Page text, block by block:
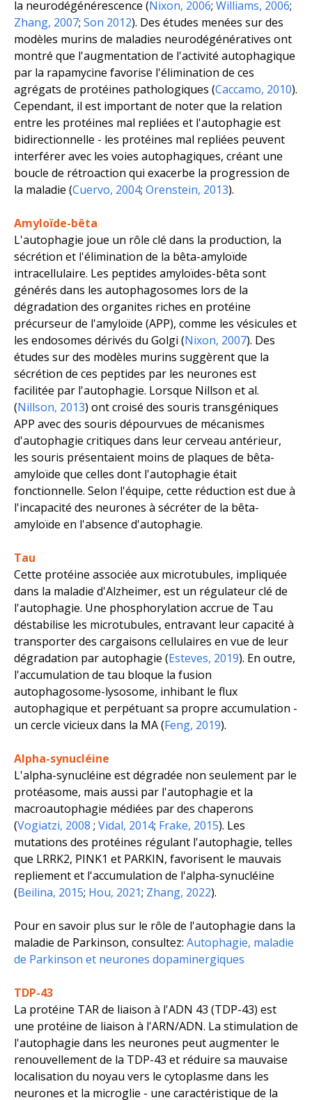
la neurodégénérescence (Nixon, 2006; Williams, 2006;
Zhang, 2007; Son 2012). Des études menées sur des
modèles murins de maladies neurodégénératives ont
montré que l'augmentation de l'activité autophagique
par la rapamycine favorise l'élimination de ces
agrégats de protéines pathologiques (Caccamo, 2010).
Cependant, il est important de noter que la relation
entre les protéines mal repliées et l'autophagie est
bidirectionnelle - les protéines mal repliées peuvent
interférer avec les voies autophagiques, créant une
boucle de rétroaction qui exacerbe la progression de
la maladie (Cuervo, 2004; Orenstein, 2013).
Amyloïde-bêta
L'autophagie joue un rôle clé dans la production, la
sécrétion et l'élimination de la bêta-amyloïde
intracellulaire. Les peptides amyloïdes-bêta sont
générés dans les autophagosomes lors de la
dégradation des organites riches en protéine
précurseur de l'amyloïde (APP), comme les vésicules et
les endosomes dérivés du Golgi (Nixon, 2007). Des
études sur des modèles murins suggèrent que la
sécrétion de ces peptides par les neurones est
facilitée par l'autophagie. Lorsque Nillson et al.
(Nillson, 2013) ont croisé des souris transgéniques
APP avec des souris dépourvues de mécanismes
d'autophagie critiques dans leur cerveau antérieur,
les souris présentaient moins de plaques de bêta-
amyloïde que celles dont l'autophagie était
fonctionnelle. Selon l'équipe, cette réduction est due à
l'incapacité des neurones à sécréter de la bêta-
amyloïde en l'absence d'autophagie.
Tau
Cette protéine associée aux microtubules, impliquée
dans la maladie d'Alzheimer, est un régulateur clé de
l'autophagie. Une phosphorylation accrue de Tau
déstabilise les microtubules, entravant leur capacité à
transporter des cargaisons cellulaires en vue de leur
dégradation par autophagie (Esteves, 2019). En outre,
l'accumulation de tau bloque la fusion
autophagosome-lysosome, inhibant le flux
autophagique et perpétuant sa propre accumulation -
un cercle vicieux dans la MA (Feng, 2019).
Alpha-synucléine
L'alpha-synucléine est dégradée non seulement par le
protéasome, mais aussi par l'autophagie et la
macroautophagie médiées par des chaperons
(Vogiatzi, 2008 ; Vidal, 2014; Frake, 2015). Les
mutations des protéines régulant l'autophagie, telles
que LRRK2, PINK1 et PARKIN, favorisent le mauvais
repliement et l'accumulation de l'alpha-synucléine
(Beilina, 2015; Hou, 2021; Zhang, 2022).
Pour en savoir plus sur le rôle de l'autophagie dans la
maladie de Parkinson, consultez: Autophagie, maladie
de Parkinson et neurones dopaminergiques
TDP-43
La protéine TAR de liaison à l'ADN 43 (TDP-43) est
une protéine de liaison à l'ARN/ADN. La stimulation de
l'autophagie dans les neurones peut augmenter le
renouvellement de la TDP-43 et réduire sa mauvaise
localisation du noyau vers le cytoplasme dans les
neurones et la microglie - une caractéristique de la